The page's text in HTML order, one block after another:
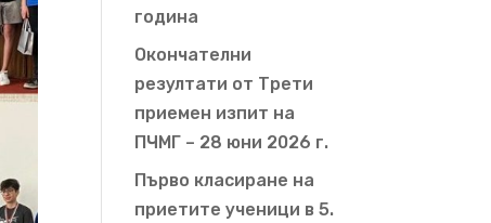
година
Окончателни
резултати от Трети
приемен изпит на
ПЧМГ – 28 юни 2026 г.
Първо класиране на
приетите ученици в 5.